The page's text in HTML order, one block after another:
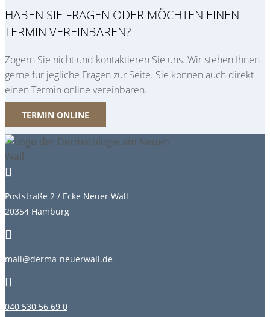
HABEN SIE FRAGEN ODER MÖCHTEN EINEN
TERMIN VEREINBAREN?
Zögern Sie nicht und kontaktieren Sie uns. Wir stehen Ihnen
gerne für jegliche Fragen zur Seite. Sie können auch direkt
einen Termin online vereinbaren.
TERMIN ONLINE

Poststraße 2 / Ecke Neuer Wall
20354 Hamburg

mail@derma-neuerwall.de

040 530 56 69 0